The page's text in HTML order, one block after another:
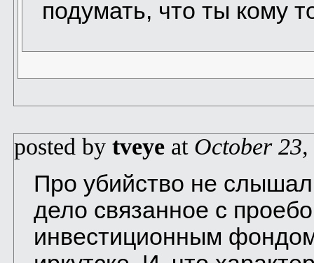
подумать, что ты кому
posted by tveye at October 23,
Про убийство не
дело связанное с
инвестиционным